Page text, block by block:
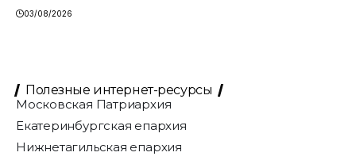
03/08/2026
Полезные интернет-ресурсы
Московская Патриархия
Екатеринбургская епархия
Нижнетагильская епархия